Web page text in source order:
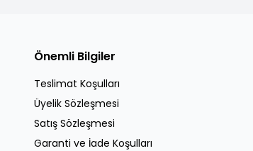
Önemli Bilgiler
Teslimat Koşulları
Üyelik Sözleşmesi
Satış Sözleşmesi
Garanti ve İade Koşulları